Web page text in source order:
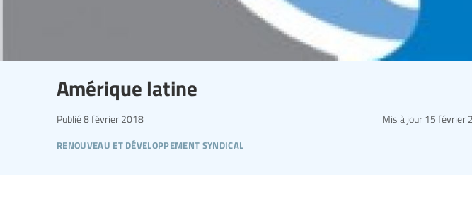
Amérique latine
renouveau et développement syndical
Publié8 février 2018 Mis à jour 15 février